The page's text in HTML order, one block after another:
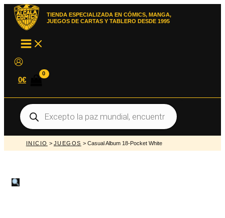
contenido
TIENDA ESPECIALIZADA EN CÓMICS, MANGA,
JUEGOS DE CARTAS Y TABLERO DESDE 1995
MAIN
MENU
0€
Búsqueda
de
productos
INICIO > JUEGOS > Casual Album 18-Pocket White